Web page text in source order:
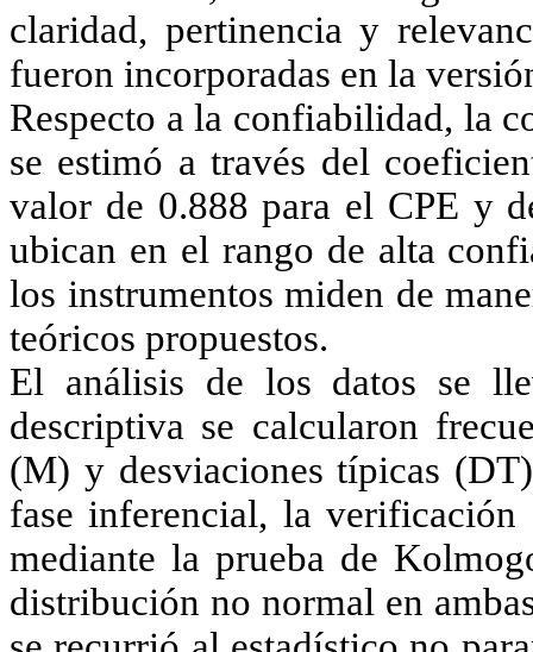
claridad, pertinencia y
fueron incorporadas en la
Respecto a la confiabilidad, la
se estimó a través del
valor de 0.888 para el CPE y
ubican en el rango de alta
los instrumentos miden de
teóricos propuestos.
El análisis de los datos se
descriptiva se calcularon
(M) y desviaciones típicas
fase inferencial, la verificación
mediante la prueba de
distribución no normal en